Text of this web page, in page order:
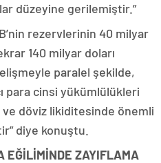
düzeyine gerilemiştir.”
rezervlerinin 40 milyar
140 milyar doları
paralel şekilde,
para cinsi yükümlülükleri
döviz likiditesinde önemli
diye konuştu.
EĞİLİMİNDE ZAYIFLAMA